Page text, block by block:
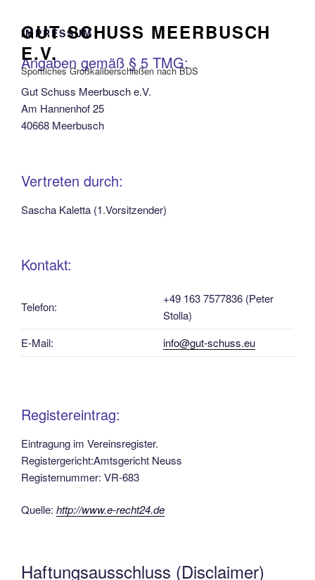
Inhalt
springenGUT SCHUSS MEERBUSCH
E.V.
Sportliches Großkaliberschießen nach BDS
IMPRESSUM
Angaben gemäß § 5 TMG:
Gut Schuss Meerbusch e.V.
Am Hannenhof 25
40668 Meerbusch
Vertreten durch:
Sascha Kaletta (1.Vorsitzender)
Kontakt:
Telefon:
+49 163 7577836 (Peter
Stolla)
E-Mail:
info@gut-schuss.eu
Registereintrag:
Eintragung im Vereinsregister.
Registergericht:Amtsgericht Neuss
Registernummer: VR-683
Quelle: http://www.e-recht24.de
Haftungsausschluss (Disclaimer)